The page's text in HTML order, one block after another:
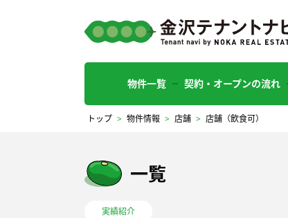
物件一覧 契約・オープンの流れ
トップ > 物件情報 > 店舗 > 店舗（飲食可）
一覧
実績紹介